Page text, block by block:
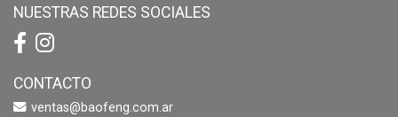
NUESTRAS REDES SOCIALES
CONTACTO
ventas@baofeng.com.ar